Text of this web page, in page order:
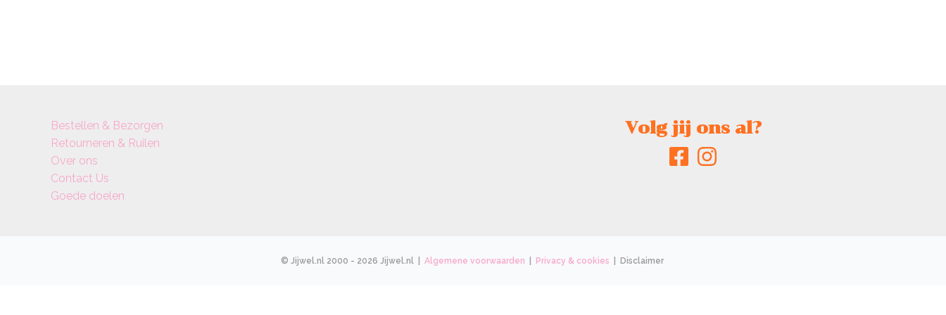
Bestellen & Bezorgen
Retourneren & Ruilen
Over ons
Contact Us
Goede doelen
Volg jij ons al?
© Jijwel.nl 2000 - 2026 Jijwel.nl | Algemene voorwaarden Privacy & cookies | Disclaimer